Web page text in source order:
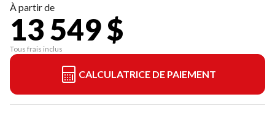
À partir de
13 549 $
Tous frais inclus
CALCULATRICE DE PAIEMENT